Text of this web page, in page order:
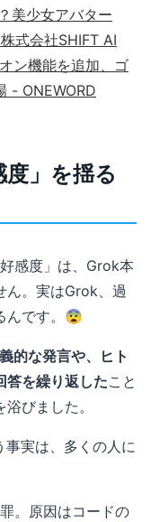
美少女アバター
式会社SHIFT AI
ン機能を追加、ゴ
- ONEWORD
」を揺る
感度」は、Grok本
ん。実はGrok、過
んです。😨
的な発言や、ヒト
答を繰り返したこと
びました。
実は、多くの人に
。原因はコードの